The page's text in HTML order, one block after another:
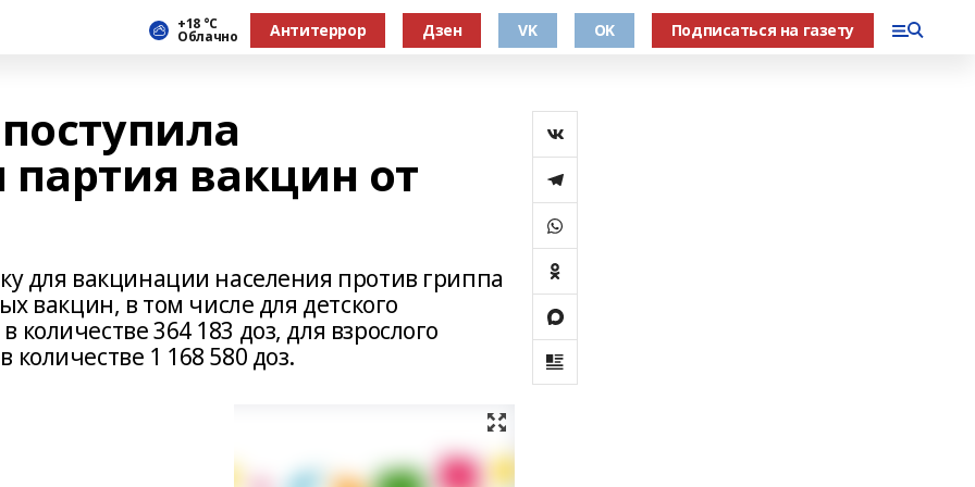
+18 °С
Облачно Антитеррор Дзен VK OK Подписаться на газету
вакцин от
для вакцинации населения против гриппа
вакцин, в том числе для детского
364 183 доз, для взрослого
1 168 580 доз.